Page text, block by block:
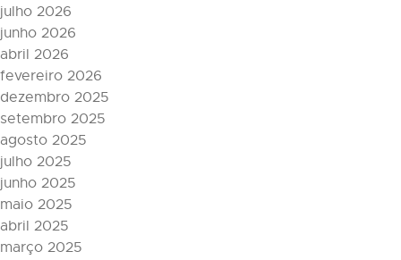
julho 2026
junho 2026
abril 2026
fevereiro 2026
dezembro 2025
setembro 2025
agosto 2025
julho 2025
junho 2025
maio 2025
abril 2025
março 2025